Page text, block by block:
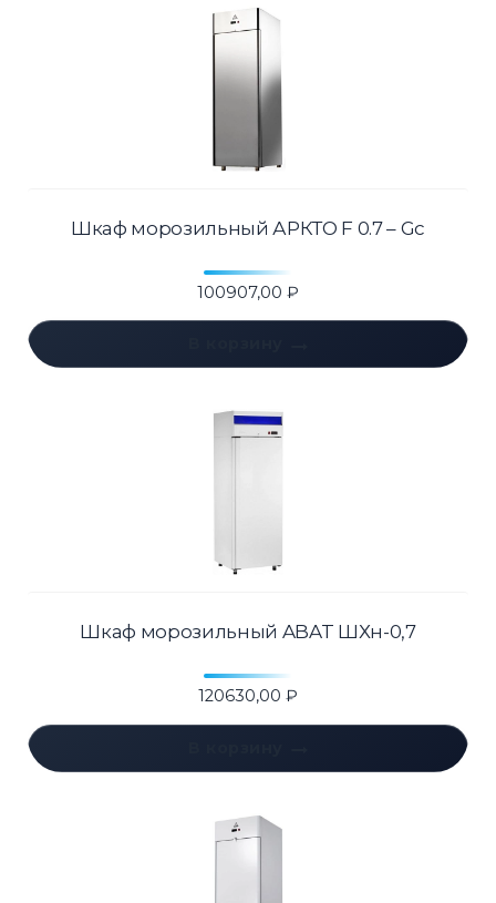
Шкаф морозильный АРКТО F 0.7 – Gc
100907,00 ₽
Шкаф морозильный ABAT ШХн-0,7
120630,00 ₽